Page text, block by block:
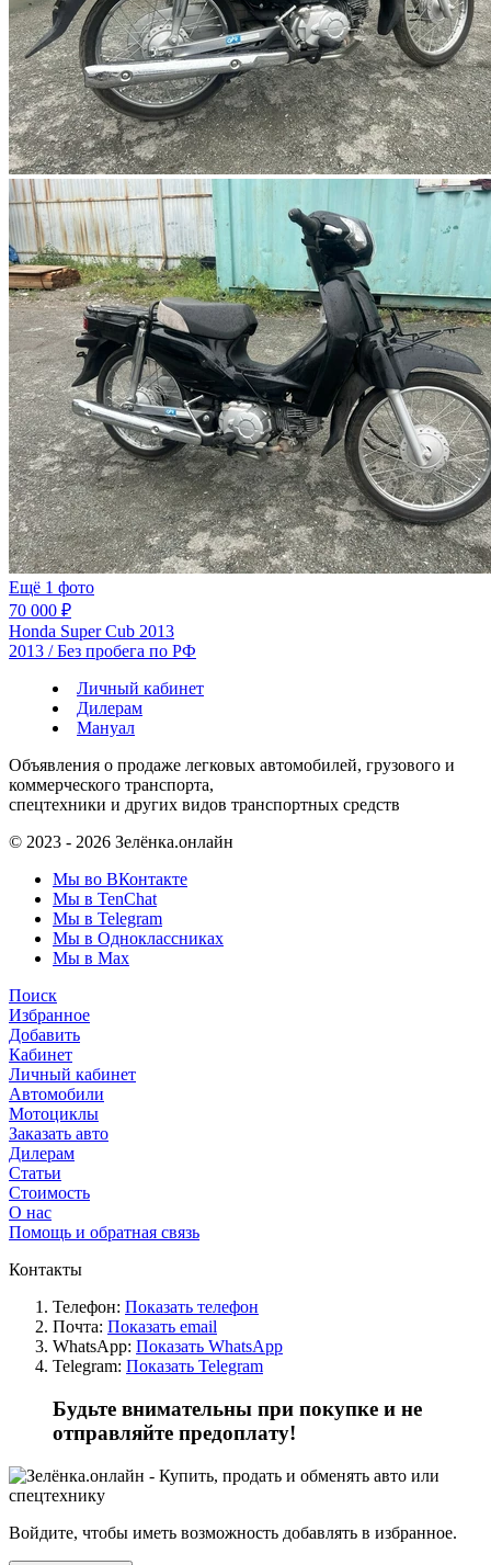
Ещё 1 фото
70 000 ₽
Honda Super Cub 2013
2013 / Без пробега по РФ
Личный кабинет
Дилерам
Мануал
Объявления о продаже легковых автомобилей, грузового и
коммерческого транспорта,
спецтехники и других видов транспортных средств
© 2023 - 2026 Зелёнка.онлайн
Мы во ВКонтакте
Мы в TenChat
Мы в Telegram
Мы в Одноклассниках
Мы в Max
Поиск
Избранное
Добавить
Кабинет
Личный кабинет
Автомобили
Мотоциклы
Заказать авто
Дилерам
Статьи
Стоимость
О нас
Помощь и обратная связь
Контакты
Телефон: Показать телефон
Почта: Показать email
WhatsApp: Показать WhatsApp
Telegram: Показать Telegram
Будьте внимательны при покупке и не
отправляйте предоплату!
Войдите, чтобы иметь возможность добавлять в избранное.